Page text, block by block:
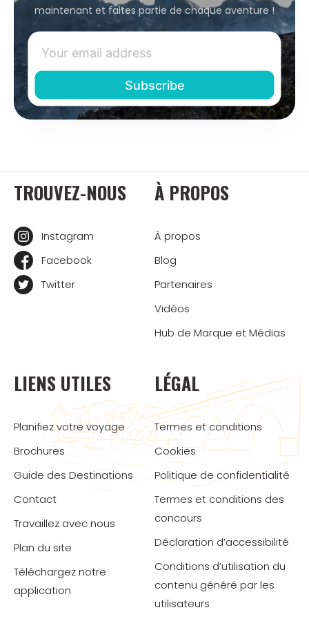
maintenant et faites partie de chaque aventure !
TROUVEZ-NOUS
Instagram
Facebook
Twitter
À PROPOS
À propos
Blog
Partenaires
Vidéos
Hub de Marque et Médias
LIENS UTILES
Planifiez votre voyage
Brochures
Guide des Destinations
Contact
Travaillez avec nous
Plan du site
Téléchargez notre
application
LÉGAL
Termes et conditions
Cookies
Politique de confidentialité
Termes et conditions des
concours
Déclaration d’accessibilité
Conditions d’utilisation du
contenu généré par les
utilisateurs